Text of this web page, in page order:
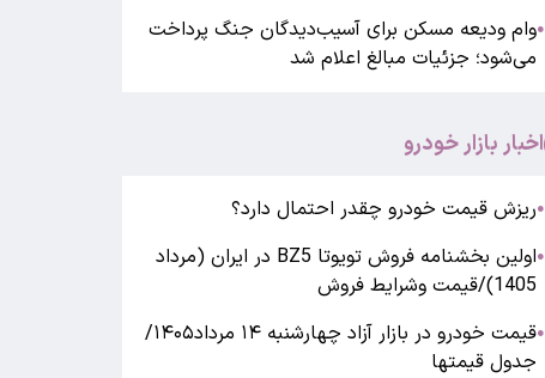
●وام ودیعه مسکن برای آسیب‌دیدگان جنگ پرداخت
می‌شود؛ جزئیات مبالغ اعلام شد
اخبار بازار خودرو
●ریزش قیمت خودرو چقدر احتمال دارد؟
●
اولین بخشنامه فروش تویوتا BZ5 در ایران (مرداد
1405)/قیمت وشرایط فروش
●
قیمت خودرو در بازار آزاد چهارشنبه ۱۴ مرداد۱۴۰۵/
جدول قیمتها